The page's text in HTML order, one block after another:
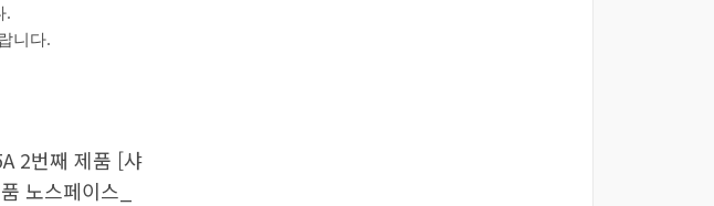
.
니다.
2번째 제품 [샤
노스페이스_